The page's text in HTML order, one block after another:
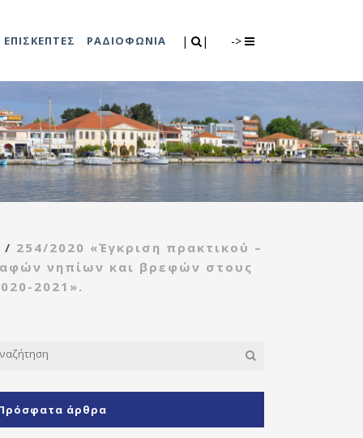
| | ->
Τμήμα Πρόνοιας
Κέντρο
γυναικών
Κέντρο ανοιχτής
προστασίας
Κέντρο κοινότητας
Kοινωνικό
εκδηλώσεις
ΕΠΙΣΚΕΠΤΕΣ ΡΑΔΙΟΦΩΝΙΑ
/ 254/2020 «Έγκριση πρακτικού –
νηπίων και βρεφών στους
2021».
άρθρα